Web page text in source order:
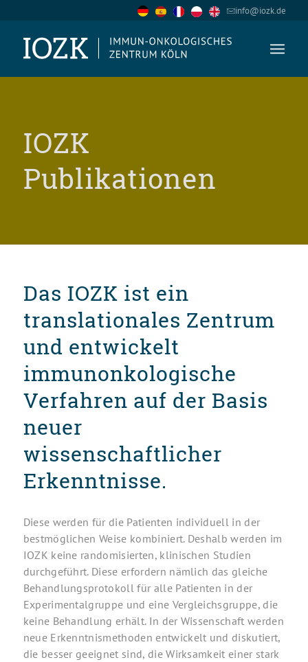
info@iozk.de
IOZK
Publikationen
Das IOZK ist ein
translationales Zentrum
und entwickelt
immunonkologische
Verfahren auf der Basis
neuer
wissenschaftlicher
Erkenntnisse.
Diese werden für die Patienten individuell in der
bestmöglichen Weise kombiniert. Deshalb werden im
IOZK keine randomisierten, klinischen Studien
durchgeführt. Diese erfordern nämlich das gleiche
Behandlungsprotokoll für alle Patienten in der
Experimentalgruppe und eine Vergleichsgruppe, die
keine Behandlung erhält. In der Wissenschaft werden
neue Erkenntnismethoden entwickelt und diskutiert,
die besser geeignet sind, die Wirksamkeit einer stark